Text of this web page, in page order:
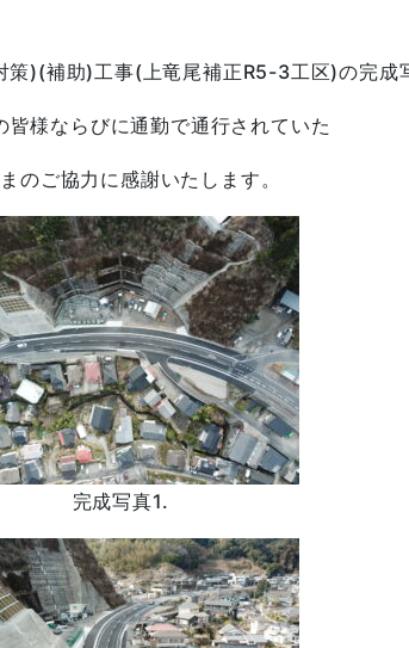
策)(補助)工事(上竜尾補正R5-3工区)の完成
皆様ならびに通勤で通行されていた
のご協力に感謝いたします。
完成写真1.